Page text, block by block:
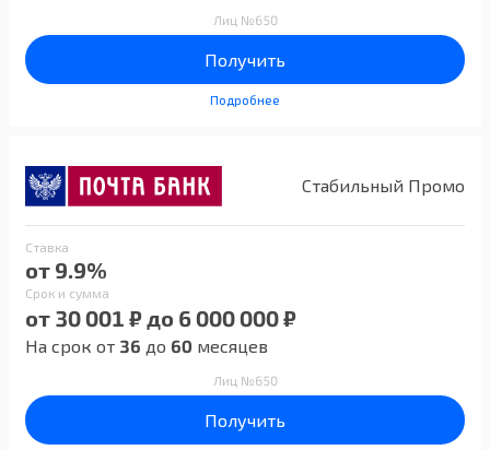
Лиц №650
Получить
Подробнее
Стабильный Промо
Ставка
от 9.9%
Срок и сумма
от 30 001 ₽ до 6 000 000 ₽
На срок от 36 до 60 месяцев
Лиц №650
Получить